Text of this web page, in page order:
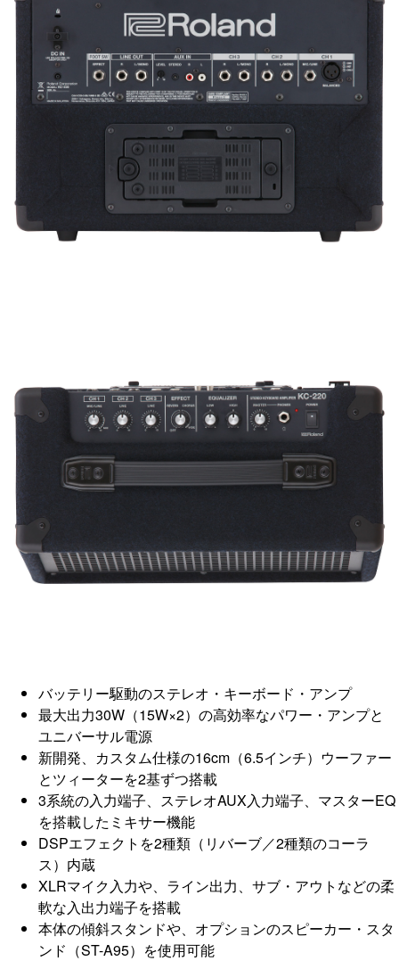
バッテリー駆動のステレオ・キーボード・アンプ
最大出力30W（15W×2）の高効率なパワー・アンプと
ユニバーサル電源
新開発、カスタム仕様の16cm（6.5インチ）ウーファー
とツィーターを2基ずつ搭載
3系統の入力端子、ステレオAUX入力端子、マスターEQ
を搭載したミキサー機能
DSPエフェクトを2種類（リバーブ／2種類のコーラ
ス）内蔵
XLRマイク入力や、ライン出力、サブ・アウトなどの柔
軟な入出力端子を搭載
本体の傾斜スタンドや、オプションのスピーカー・スタ
ンド（ST-A95）を使用可能